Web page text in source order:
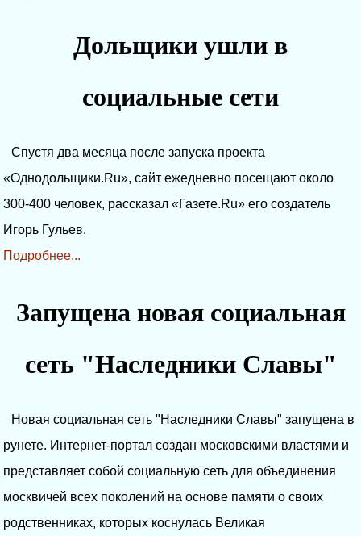
Дольщики ушли в
социальные сети
Спустя два месяца после запуска проекта
«Однодольщики.Ru», сайт ежедневно посещают около
300-400 человек, рассказал «Газете.Ru» его создатель
Игорь Гульев.
Подробнее...
Запущена новая социальная
сеть "Наследники Славы"
Новая социальная сеть "Наследники Славы" запущена в
рунете. Интернет-портал создан московскими властями и
представляет собой социальную сеть для объединения
москвичей всех поколений на основе памяти о своих
родственниках, которых коснулась Великая